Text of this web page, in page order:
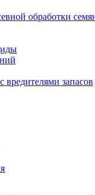
обработки
вредителями запасов